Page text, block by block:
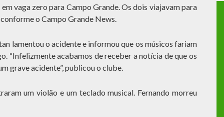
vaga zero para Campo Grande. Os dois viajavam para
o Campo Grande News.
lamentou o acidente e informou que os músicos fariam
“Infelizmente acabamos de receber a notícia de que os
grave acidente”, publicou o clube.
um violão e um teclado musical. Fernando morreu